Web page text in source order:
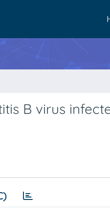
B virus